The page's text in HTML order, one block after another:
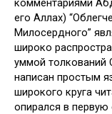
его Аллах)
Милосердного”
широко
уммой толкований
написан простым
широкого круга
опирался в